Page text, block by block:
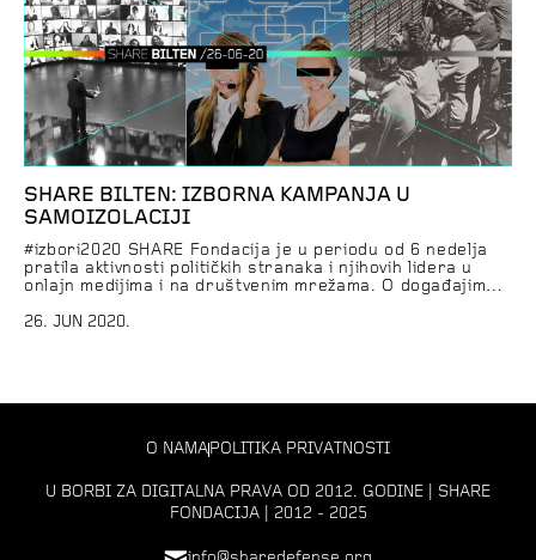
SHARE BILTEN: IZBORNA KAMPANJA U
SAMOIZOLACIJI
#izbori2020 SHARE Fondacija je u periodu od 6 nedelja
pratila aktivnosti političkih stranaka i njihovih lidera u
onlajn medijima i na društvenim mrežama. O događajima
se najviše oglašavali na Fejsbuku, o čemu se tvitovalo,
26. JUN 2020.
O NAMA POLITIKA PRIVATNOSTI
U BORBI ZA DIGITALNA PRAVA OD 2012. GODINE | SHARE
FONDACIJA | 2012 - 2025